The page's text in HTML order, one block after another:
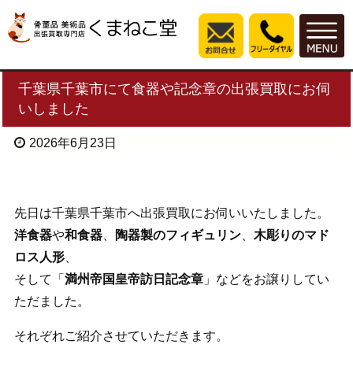
千葉県千葉市にて食器や記念章の出張買取にお伺
いしました
2026年6月23日
先日は千葉県千葉市へ出張買取にお伺いいたしました。
洋食器や和食器、 陶器製のフィギュリン、 木彫りのマド
ロス人形、
そして「 満州帝国皇帝訪日記念章」などをお譲りしてい
ただました。
それぞれご紹介させていただきます。